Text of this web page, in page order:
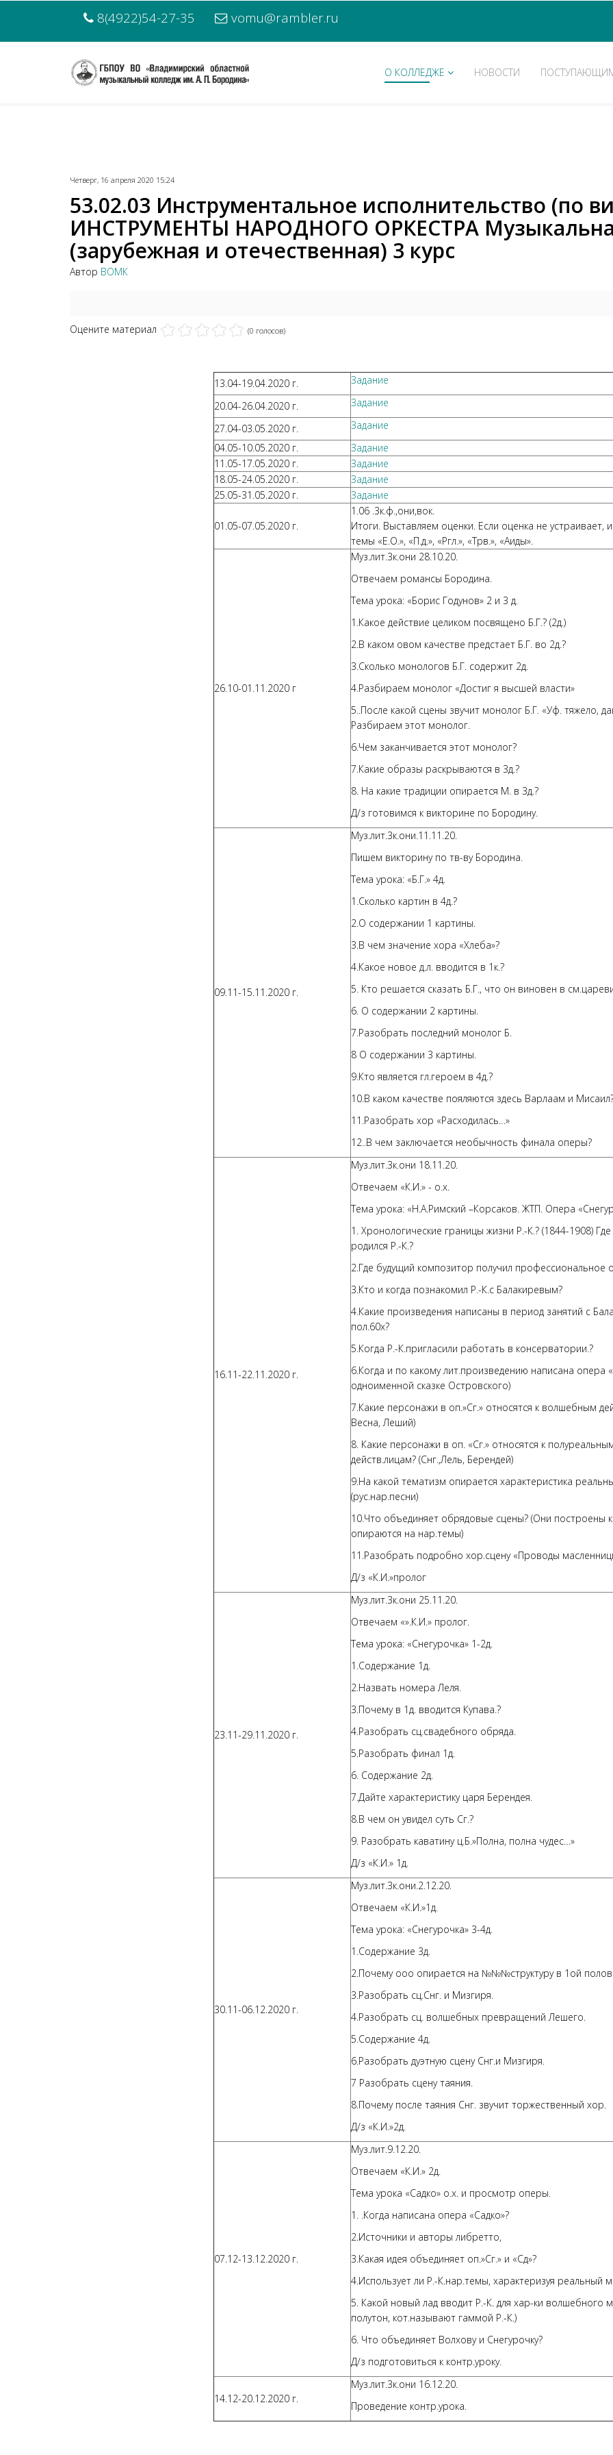
8(4922)54-27-35 vomu@rambler.ru
О КОЛЛЕДЖЕ НОВОСТИ
Четверг, 16 апреля 2020 15:24
53.02.03 Инструментальное исполнительство (по
ИНСТРУМЕНТЫ НАРОДНОГО ОРКЕСТРА
(зарубежная и отечественная) 3 курс
Автор ВОМК
Оцените материал (0 голосов)
13.04-19.04.2020 г.
Задание
20.04-26.04.2020 г.
Задание
27.04-03.05.2020 г.
Задание
04.05-10.05.2020 г.
Задание
11.05-17.05.2020 г.
Задание
18.05-24.05.2020 г.
Задание
25.05-31.05.2020 г.
Задание
01.05-07.05.2020 г.
1.06 .3к.ф.,они,вок.
Итоги. Выставляем оценки. Если оценка не устраивает,
темы «Е.О.», «П.д.», «Ргл.», «Трв.», «Аиды».
26.10-01.11.2020 г
Муз.лит.3к.они 28.10.20.
Отвечаем романсы Бородина.
Тема урока: «Борис Годунов» 2 и 3 д.
1.Какое действие целиком посвящено Б.Г.? (2д.)
2.В каком овом качестве предстает Б.Г. во 2д.?
3.Сколько монологов Б.Г. содержит 2д.
4.Разбираем монолог «Достиг я высшей власти»
5..После какой сцены звучит монолог Б.Г. «Уф. тяжело,
Разбираем этот монолог.
6.Чем заканчивается этот монолог?
7.Какие образы раскрываются в 3д.?
8. На какие традиции опирается М. в 3д.?
Д/з готовимся к викторине по Бородину.
09.11-15.11.2020 г.
Муз.лит.3к.они.11.11.20.
Пишем викторину по тв-ву Бородина.
Тема урока: «Б.Г.» 4д.
1.Сколько картин в 4д.?
2.О содержании 1 картины.
3.В чем значение хора «Хлеба»?
4.Какое новое д.л. вводится в 1к.?
5. Кто решается сказать Б.Г., что он виновен в
6. О содержании 2 картины.
7.Разобрать последний монолог Б.
8 О содержании 3 картины.
9.Кто является гл.героем в 4д.?
10.В каком качестве пояляются здесь Варлаам и
11.Разобрать хор «Расходилась…»
12..В чем заключается необычность финала оперы?
16.11-22.11.2020 г.
Муз.лит.3к.они 18.11.20.
Отвечаем «К.И.» - о.х.
Тема урока: «Н.А.Римский –Корсаков. ЖТП. Опера
1. Хронологические границы жизни Р.-К.? (1844-1908)
родился Р.-К.?
2.Где будущий композитор получил профессиональное
3.Кто и когда познакомил Р.-К.с Балакиревым?
4.Какие произведения написаны в период занятий с
пол.60х?
5.Когда Р.-К.пригласили работать в консерватории.?
6.Когда и по какому лит.произведению написана опера
одноименной сказке Островского)
7.Какие персонажи в оп.»Сг.» относятся к волшебным
Весна, Леший)
8. Какие персонажи в оп. «Сг.» относятся к
действ.лицам? (Снг.,Лель, Берендей)
9.На какой тематизм опирается характеристика
(рус.нар.песни)
10.Что объединяет обрядовые сцены? (Они построены
опираются на нар.темы)
11.Разобрать подробно хор.сцену «Проводы
Д/з «К.И.»пролог
23.11-29.11.2020 г.
Муз.лит.3к.они 25.11.20.
Отвечаем «».К.И.» пролог.
Тема урока: «Снегурочка» 1-2д.
1.Содержание 1д.
2.Назвать номера Леля.
3.Почему в 1д. вводится Купава.?
4.Разобрать сц.свадебного обряда.
5.Разобрать финал 1д.
6. Содержание 2д.
7.Дайте характеристику царя Берендея.
8.В чем он увидел суть Сг.?
9. Разобрать каватину ц.Б.»Полна, полна чудес…»
Д/з «К.И.» 1д.
30.11-06.12.2020 г.
Муз.лит.3к.они.2.12.20.
Отвечаем «К.И.»1д.
Тема урока: «Снегурочка» 3-4д.
1.Содержание 3д.
2.Почему ооо опирается на №№№структуру в 1ой
3.Разобрать сц.Снг. и Мизгиря.
4.Разобрать сц. волшебных превращений Лешего.
5.Содержание 4д.
6.Разобрать дуэтную сцену Снг.и Мизгиря.
7 Разобрать сцену таяния.
8.Почему после таяния Снг. звучит торжественный хор.
Д/з «К.И.»2д.
07.12-13.12.2020 г.
Муз.лит.9.12.20.
Отвечаем «К.И.» 2д.
Тема урока «Садко» о.х. и просмотр оперы.
1. .Когда написана опера «Садко»?
2.Источники и авторы либретто,
3.Какая идея объединяет оп.»Сг.» и «Сд»?
4.Использует ли Р.-К.нар.темы, характеризуя реальный
5. Какой новый лад вводит Р.-К. для хар-ки волшебного
полутон, кот.называют гаммой Р.-К.)
6. Что объединяет Волхову и Снегурочку?
Д/з подготовиться к контр.уроку.
14.12-20.12.2020 г.
Муз.лит.3к.они 16.12.20.
Проведение контр.урока.